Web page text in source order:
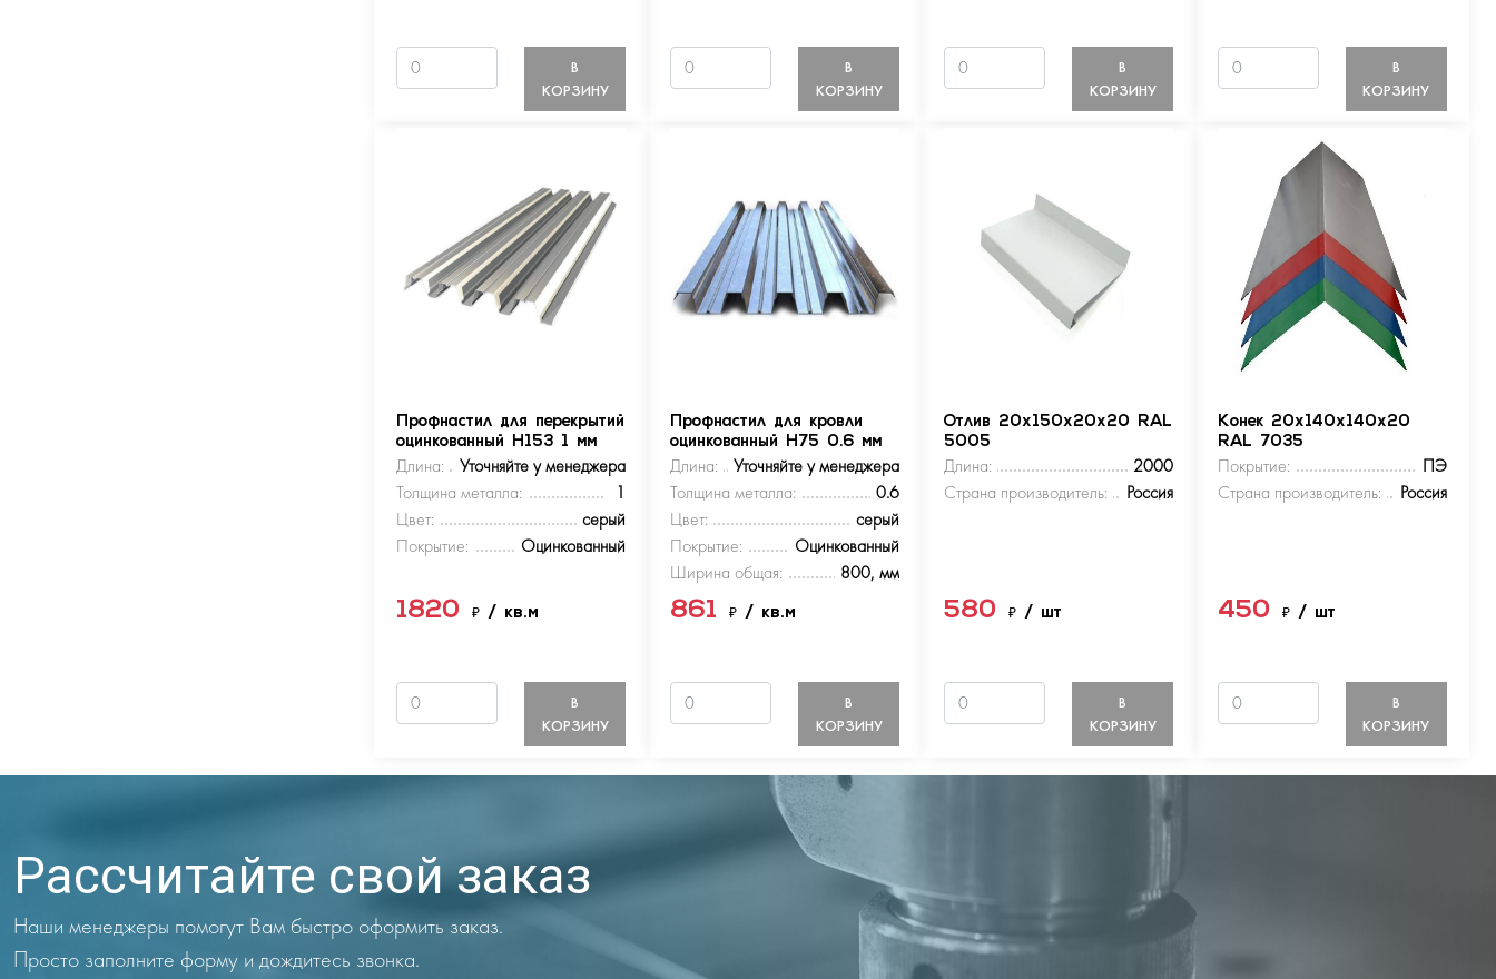
В
КОРЗИНУ
В
КОРЗИНУ
В
КОРЗИНУ
В
КОРЗИНУ
Профнастил для перекрытий
оцинкованный Н153 1 мм
Длина:
Уточняйте у менеджера
Толщина металла:
1
Цвет:
серый
Покрытие:
Оцинкованный
1820₽/ кв.м
В
КОРЗИНУ
Профнастил для кровли
оцинкованный Н75 0.6 мм
Длина:
Уточняйте у менеджера
Толщина металла:
0.6
Цвет:
серый
Покрытие:
Оцинкованный
Ширина общая:
800, мм
861₽/ кв.м
В
КОРЗИНУ
Отлив 20х150х20х20 RAL
5005
Длина:
2000
Страна производитель:
Россия
580₽/ шт
В
КОРЗИНУ
Конек 20х140х140х20
RAL 7035
Покрытие:
ПЭ
Страна производитель:
Россия
450 ₽ / шт
В
КОРЗИНУ
Рассчитайте свой заказ
Наши менеджеры помогут Вам быстро оформить заказ.
Просто заполните форму и дождитесь звонка.